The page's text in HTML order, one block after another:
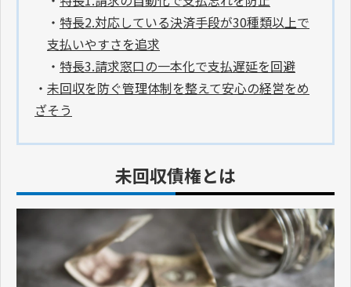
・ 特長2.対応している決済手段が30種類以上で
支払いやすさを追求
・ 特長3.請求窓口の一本化で支払遅延を回避
・ 未回収を防ぐ管理体制を整えて安心の経営をめ
ざそう
未回収債権とは